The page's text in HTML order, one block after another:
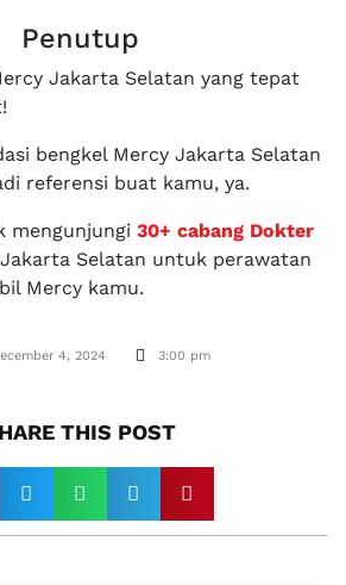
Penutup
Jakarta Selatan yang tepat
bengkel Mercy Jakarta Selatan
referensi buat kamu, ya.
mengunjungi 30+ cabang Dokter
Selatan untuk perawatan
Mercy kamu.
4, 2024 3:00 pm
THIS POST​